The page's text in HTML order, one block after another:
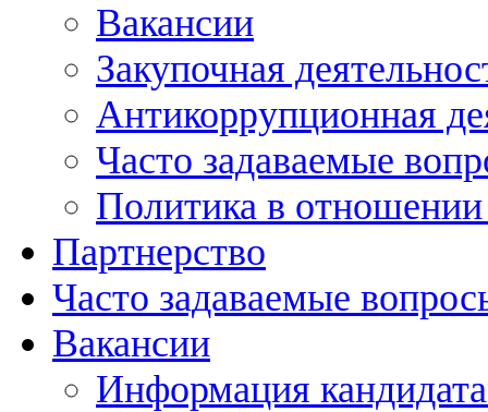
Вакансии
Закупочная
Антикоррупционная
Часто задаваемые
Политика в
Партнерство
Часто задаваемые
Вакансии
Информация